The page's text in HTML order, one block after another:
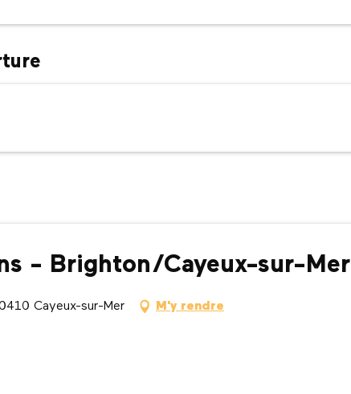
- Brighton/Cayeux-sur-Mer
Cayeux-sur-Mer M'y rendre